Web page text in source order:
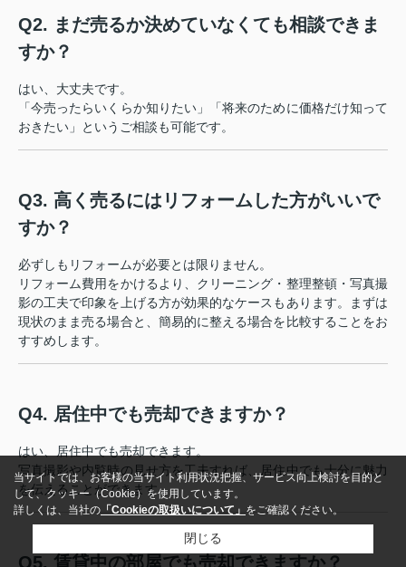
Q2. まだ売るか決めていなくても相談できま
すか？
はい、大丈夫です。
「今売ったらいくらか知りたい」「将来のために価格だけ知って
おきたい」というご相談も可能です。
Q3. 高く売るにはリフォームした方がいいで
すか？
必ずしもリフォームが必要とは限りません。
リフォーム費用をかけるより、クリーニング・整理整頓・写真撮
影の工夫で印象を上げる方が効果的なケースもあります。まずは
現状のまま売る場合と、簡易的に整える場合を比較することをお
すすめします。
Q4. 居住中でも売却できますか？
はい、居住中でも売却できます。
写真撮影や内覧時の見せ方を工夫すれば、居住中でも十分に魅力
を伝えることができます。
Q5. 賃貸中の部屋でも売却できますか？
当サイトでは、お客様の当サイト利用状況把握、サービス向上検討を目的と
して、クッキー（Cookie）を使用しています。
詳しくは、当社の 「Cookieの取扱いについて」 をご確認ください。
閉じる